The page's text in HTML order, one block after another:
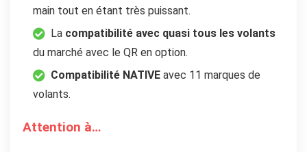
main tout en étant très puissant.
La compatibilité avec quasi tous les volants
du marché avec le QR en option.
Compatibilité NATIVE avec 11 marques de
volants.
Attention à…